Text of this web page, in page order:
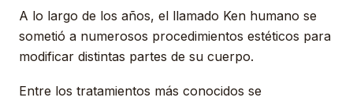
A lo largo de los años, el llamado Ken humano se
sometió a numerosos procedimientos estéticos para
modificar distintas partes de su cuerpo.
Entre los tratamientos más conocidos se